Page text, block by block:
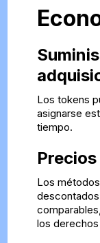
Los tokens
asignarse
tiempo.
Los
los